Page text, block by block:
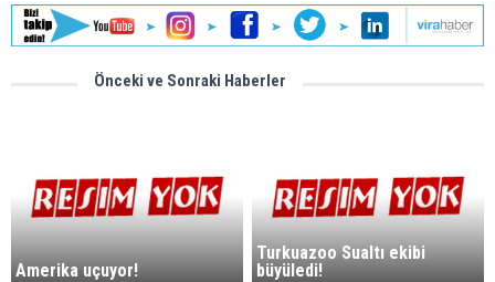
Önceki ve Sonraki Haberler
Amerika uçuyor!
Turkuazoo Sualtı ekibi
büyüledi!